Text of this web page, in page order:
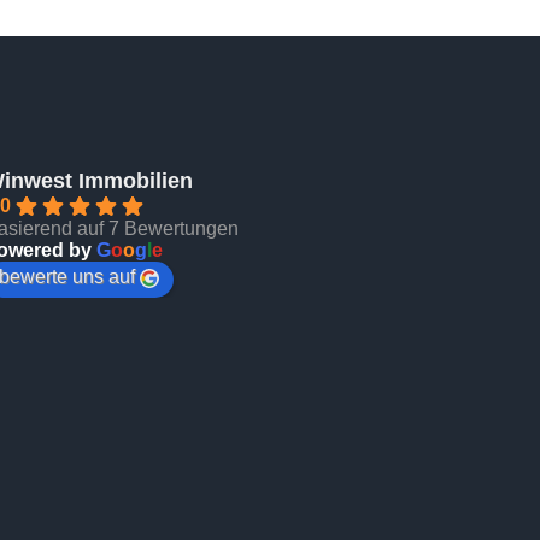
Immobilien
auf 7 Bewertungen
by Goog e
bewerte uns auf